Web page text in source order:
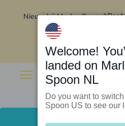
Nieuw bij Marley Spoon?
Welcome!
landed on
Spoon NL
Do you want to
Spoon US to see our